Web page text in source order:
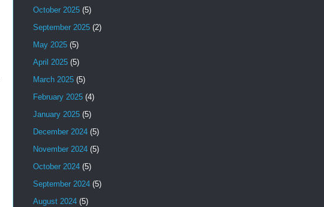
October 2025 (5)
September 2025 (2)
May 2025 (5)
April 2025 (5)
March 2025 (5)
February 2025 (4)
January 2025 (5)
December 2024 (5)
November 2024 (5)
October 2024 (5)
September 2024 (5)
August 2024 (5)